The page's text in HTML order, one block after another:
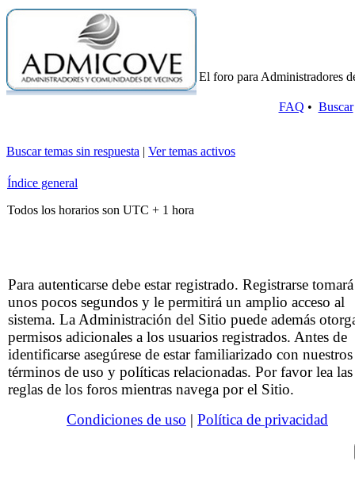
El foro para Administradores
FAQ • Buscar
Buscar temas sin respuesta | Ver temas activos
Índice general
Todos los horarios son UTC + 1 hora
Para autenticarse debe estar registrado. Registrarse
unos pocos segundos y le permitirá un amplio acceso al
sistema. La Administración del Sitio puede además
permisos adicionales a los usuarios registrados. Antes de
identificarse asegúrese de estar familiarizado con nuestros
términos de uso y políticas relacionadas. Por favor lea las
reglas de los foros mientras navega por el Sitio.
Condiciones de uso | Política de privacidad